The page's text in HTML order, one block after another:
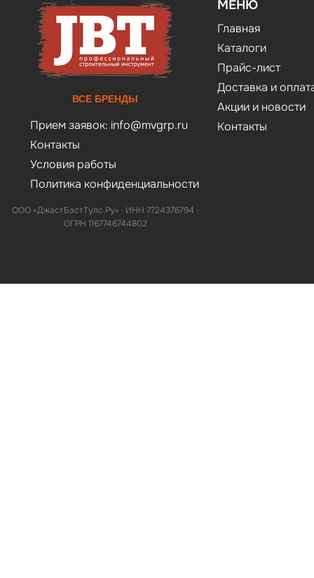
ВСЕ БРЕНДЫ
Прием заявок: info@mvgrp.ru
Контакты
Условия работы
Политика конфиденциальности
ООО «ДжастБэстТулс.Ру» · ИНН 7724376794 ·
ОГРН 1167746744802
МЕНЮ
Главная
Каталоги
Прайс-лист
Доставка и
Акции и новости
Контакты